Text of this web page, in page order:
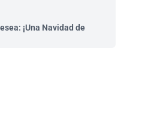
¡Una Navidad de